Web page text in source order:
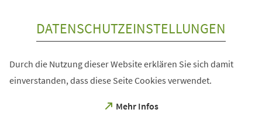
DATENSCHUTZEINSTELLUNGEN
Durch die Nutzung dieser Website erklären Sie sich damit
einverstanden, dass diese Seite Cookies verwendet.
Mehr Infos
(Öffnet